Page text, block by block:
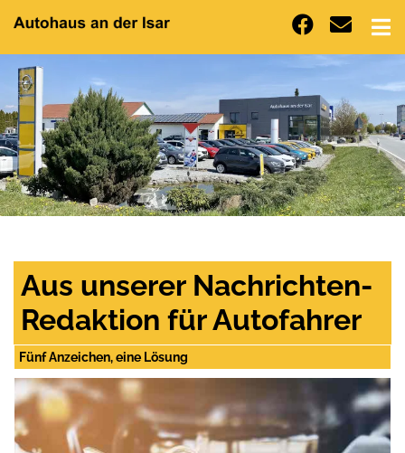
Aus unserer Nachrichten-
Redaktion für Autofahrer
Fünf Anzeichen, eine Lösung